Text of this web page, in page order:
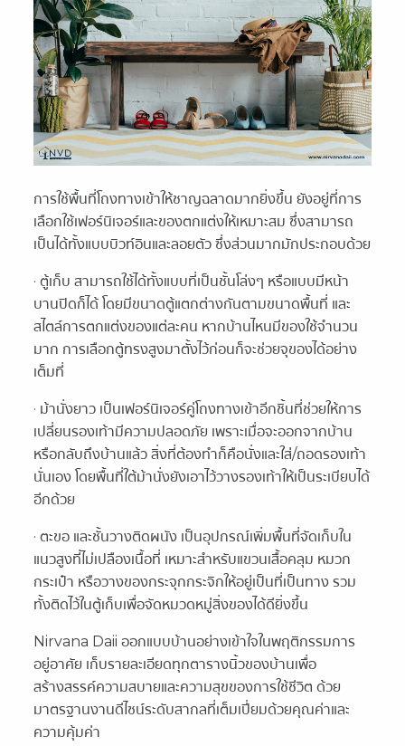
การใช้พื้นที่โถงทางเข้าให้ชาญฉลาดมากยิ่งขึ้น ยังอยู่ที่การ
เลือกใช้เฟอร์นิเจอร์และของตกแต่งให้เหมาะสม ซึ่งสามารถ
เป็นได้ทั้งแบบบิวท์อินและลอยตัว ซึ่งส่วนมากมักประกอบด้วย
· ตู้เก็บ สามารถใช้ได้ทั้งแบบที่เป็นชั้นโล่งๆ หรือแบบมีหน้า
บานปิดก็ได้ โดยมีขนาดตู้แตกต่างกันตามขนาดพื้นที่ และ
สไตล์การตกแต่งของแต่ละคน หากบ้านไหนมีของใช้จำนวน
มาก การเลือกตู้ทรงสูงมาตั้งไว้ก่อนก็จะช่วยจุของได้อย่าง
เต็มที่
· ม้านั่งยาว เป็นเฟอร์นิเจอร์คู่โถงทางเข้าอีกชิ้นที่ช่วยให้การ
เปลี่ยนรองเท้ามีความปลอดภัย เพราะเมื่อจะออกจากบ้าน
หรือกลับถึงบ้านแล้ว สิ่งที่ต้องทำก็คือนั่งและใส่/ถอดรองเท้า
นั่นเอง โดยพื้นที่ใต้ม้านั่งยังเอาไว้วางรองเท้าให้เป็นระเบียบได้
อีกด้วย
· ตะขอ และชั้นวางติดผนัง เป็นอุปกรณ์เพิ่มพื้นที่จัดเก็บใน
แนวสูงที่ไม่เปลืองเนื้อที่ เหมาะสำหรับแขวนเสื้อคลุม หมวก
กระเป๋า หรือวางของกระจุกกระจิกให้อยู่เป็นที่เป็นทาง รวม
ทั้งติดไว้ในตู้เก็บเพื่อจัดหมวดหมู่สิ่งของได้ดียิ่งขึ้น
Nirvana Daii ออกแบบบ้านอย่างเข้าใจในพฤติกรรมการ
อยู่อาศัย เก็บรายละเอียดทุกตารางนิ้วของบ้านเพื่อ
สร้างสรรค์ความสบายและความสุขของการใช้ชีวิต ด้วย
มาตรฐานงานดีไซน์ระดับสากลที่เต็มเปี่ยมด้วยคุณค่าและ
ความคุ้มค่า